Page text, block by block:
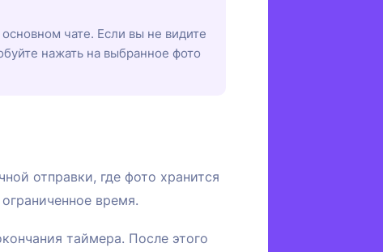
чате. Если вы не видите
нажать на выбранное фото
отправки, где фото хранится
время.
таймера. После этого